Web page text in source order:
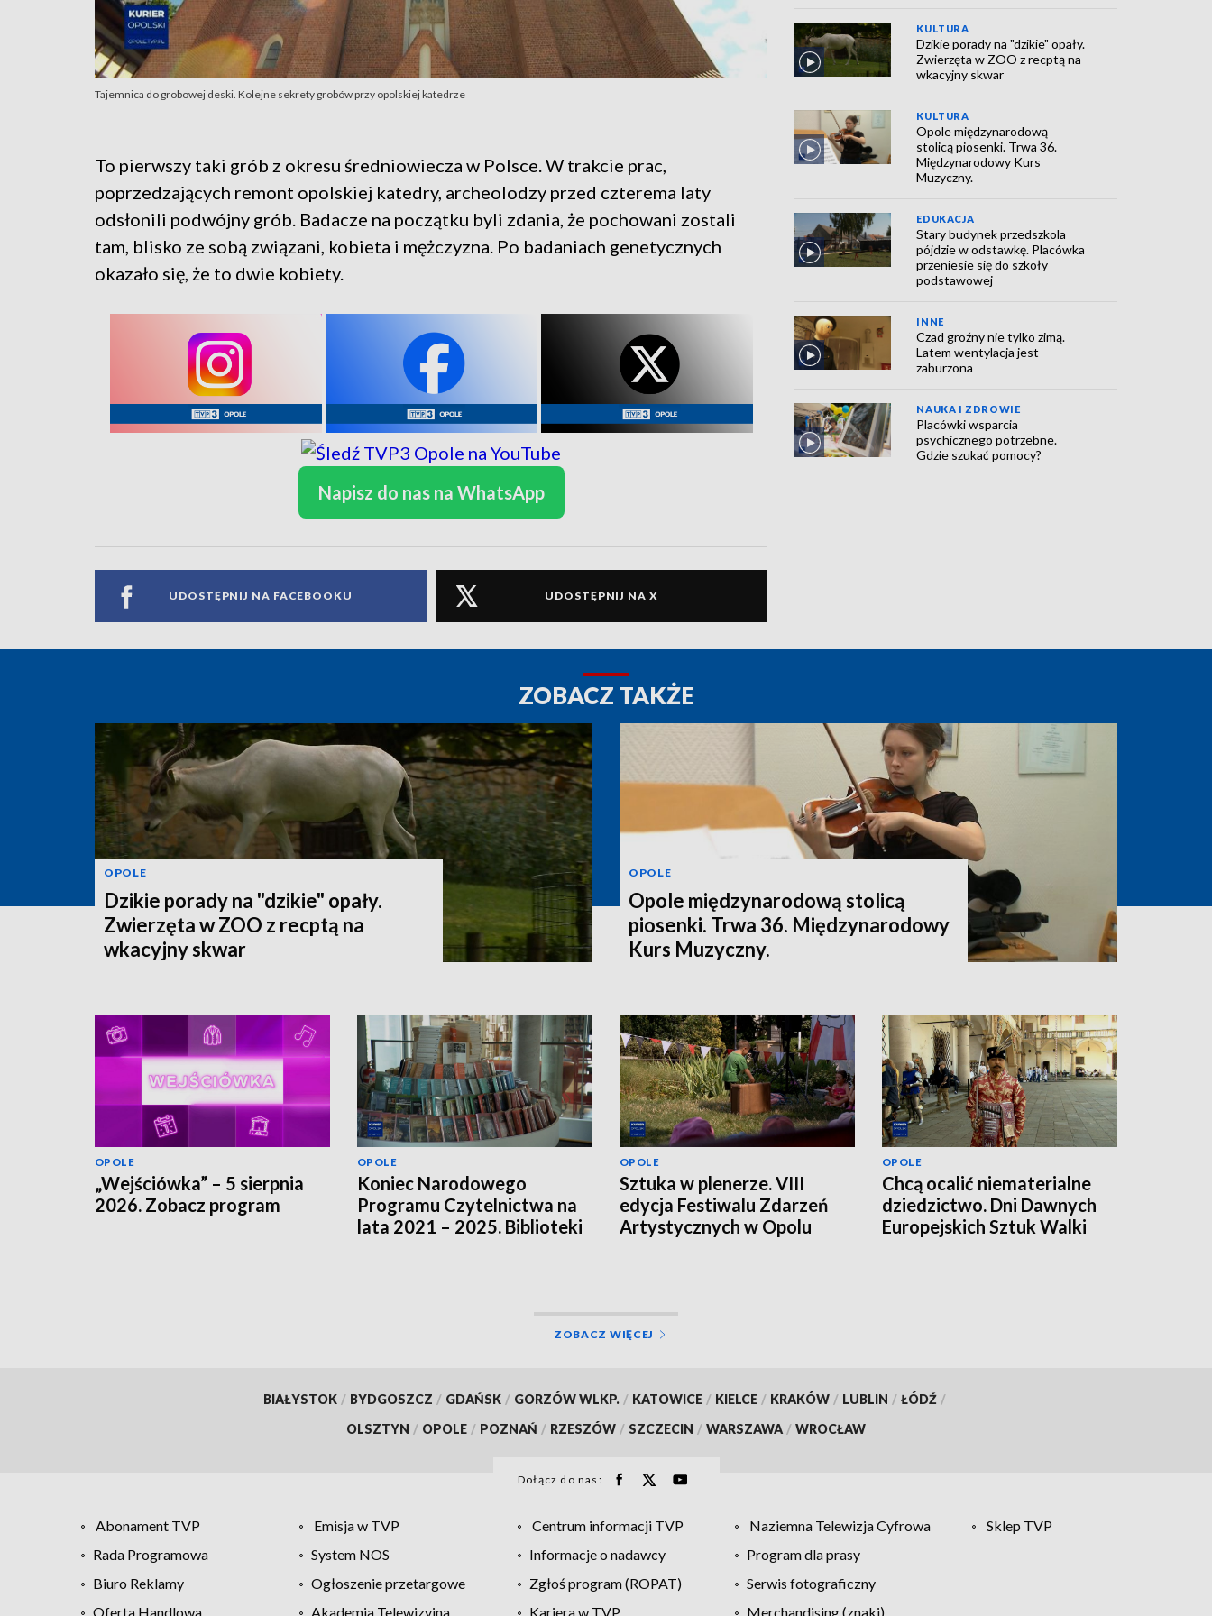
Tajemnica do grobowej deski. Kolejne sekrety grobów przy opolskiej katedrze
To pierwszy taki grób z okresu średniowiecza w Polsce. W trakcie prac,
poprzedzających remont opolskiej katedry, archeolodzy przed czterema laty
odsłonili podwójny grób. Badacze na początku byli zdania, że pochowani zostali
tam, blisko ze sobą związani, kobieta i mężczyzna. Po badaniach genetycznych
okazało się, że to dwie kobiety.
Napisz do nas na WhatsApp
UDOSTĘPNIJ NA FACEBOOKU UDOSTĘPNIJ NA X
KULTURA
Dzikie porady na "dzikie" opały.
Zwierzęta w ZOO z recptą na
wkacyjny skwar
KULTURA
Opole międzynarodową
stolicą piosenki. Trwa 36.
Międzynarodowy Kurs
Muzyczny.
EDUKACJA
Stary budynek przedszkola
pójdzie w odstawkę. Placówka
przeniesie się do szkoły
podstawowej
INNE
Czad groźny nie tylko zimą.
Latem wentylacja jest
zaburzona
NAUKA I ZDROWIE
Placówki wsparcia
psychicznego potrzebne.
Gdzie szukać pomocy?
ZOBACZ TAKŻE
OPOLE
Dzikie porady na "dzikie" opały.
Zwierzęta w ZOO z recptą na
wkacyjny skwar
OPOLE
Opole międzynarodową stolicą
piosenki. Trwa 36. Międzynarodowy
Kurs Muzyczny.
OPOLE
„Wejściówka” – 5 sierpnia
2026. Zobacz program
OPOLE
Koniec Narodowego
Programu Czytelnictwa na
lata 2021 – 2025. Biblioteki
OPOLE
Sztuka w plenerze. VIII
edycja Festiwalu Zdarzeń
Artystycznych w Opolu
OPOLE
Chcą ocalić niematerialne
dziedzictwo. Dni Dawnych
Europejskich Sztuk Walki
ZOBACZ WIĘCEJ
BIAŁYSTOK / BYDGOSZCZ / GDAŃSK / GORZÓW WLKP. / KATOWICE / KIELCE / KRAKÓW / LUBLIN / ŁÓDŹ /
OLSZTYN / OPOLE / POZNAŃ / RZESZÓW / SZCZECIN / WARSZAWA / WROCŁAW
Dołącz do nas:
Abonament TVP Emisja w TVP Centrum informacji TVP Naziemna Telewizja Cyfrowa
Sklep TVP
Rada Programowa
System NOS Informacje o nadawcy
Program dla prasy
Biuro Reklamy
Ogłoszenie przetargowe Zgłoś program (ROPAT)
Serwis fotograficzny
Oferta Handlowa
Akademia Telewizyjna Kariera w TVP Merchandising (znaki)